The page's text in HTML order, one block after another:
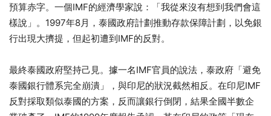
預算赤字。一個IMF的經濟學家說：「我從來沒有想到我們會這
樣說」。1997年8月，泰國政府計劃推動存款保障計劃，以免銀
行出現大擠提，但起初遭到IMF的反對。
最終泰國政府堅持己見。據一名IMF官員的說法，泰政府「避免
泰國銀行體系完全崩潰」，與印尼的狀況截然相反。在印尼IMF
反對採取類似泰國的方案，反而讓銀行倒閉，結果全國半數企